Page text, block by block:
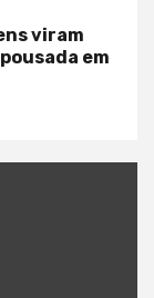
viram
em